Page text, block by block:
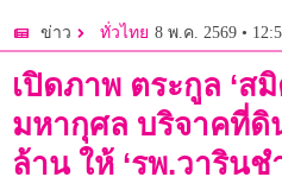
ข่าว ทั่วไทย 8 พ.ค. 2569 •
เปิดภาพ ตระกูล ‘ส
มหากุศล บริจาคที่ดิ
ล้าน ให้ ‘รพ.วารินช